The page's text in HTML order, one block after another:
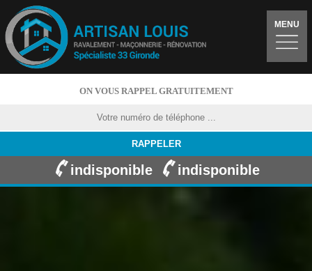
MENU
ON VOUS RAPPEL GRATUITEMENT
indisponible indisponible